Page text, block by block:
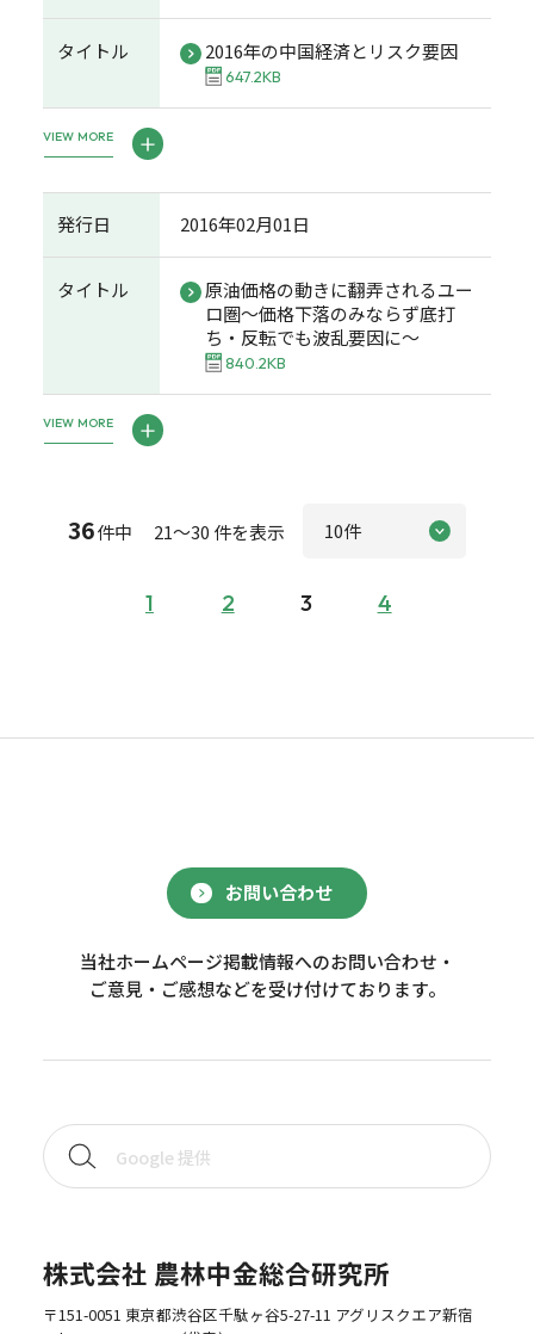
タイトル 2016年の中国経済とリスク要因
647.2KB
VIEW MORE
発行日 2016年02月01日
タイトル
原油価格の動きに翻弄されるユー
ロ圏～価格下落のみならず底打
ち・反転でも波乱要因に～
840.2KB
VIEW MORE
36件中 21～30 件を表示
1 2 3 4
お問い合わせ
当社ホームページ掲載情報へのお問い合わせ・
ご意見・ご感想などを受け付けております。
株式会社 農林中金総合研究所
〒151-0051 東京都渋谷区千駄ヶ谷5-27-11 アグリスクエア新宿